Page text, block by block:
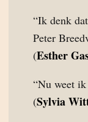
“Ik denk
Peter
(Esther
“Nu weet
(Sylvia